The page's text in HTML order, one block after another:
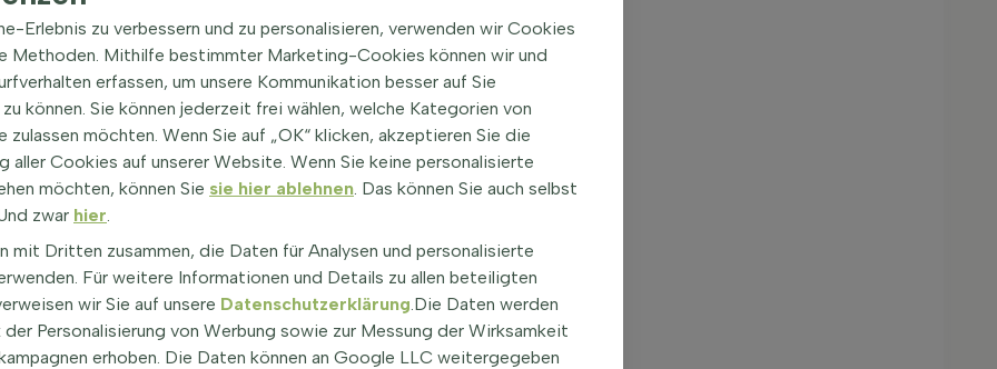
zur Familie der Süßgräser.Brizamedia hat eine
von etwa 50 cm. Die Blätter sind grün, schmal und
und verliert im Winter seine Blätter. Diese Pflanze
in Gärten. Das mittlere Zittergras ist besonders
eignet sich hervorragend als Bodendecker.
Briza media
Blüten, die eine attraktive Form haben und
als Trockenblumen.
oder im Halbschatten.
Bodenarten.
Erlebnis zu verbessern und zu personalisieren, verwenden wir Cookies
Methoden. Mithilfe bestimmter Marketing-Cookies können wir und
erfassen, um unsere Kommunikation besser auf Sie
können. Sie können jederzeit frei wählen, welche Kategorien von
zulassen möchten. Wenn Sie auf „OK“ klicken, akzeptieren Sie die
aller Cookies auf unserer Website. Wenn Sie keine personalisierte
möchten, können Sie sie hier ablehnen. Das können Sie auch selbst
zwar hier.
mit Dritten zusammen, die Daten für Analysen und personalisierte
Für weitere Informationen und Details zu allen beteiligten
wir Sie auf unsere Datenschutzerklärung.Die Daten werden
der Personalisierung von Werbung sowie zur Messung der Wirksamkeit
erhoben. Die Daten können an Google LLC weitergegeben